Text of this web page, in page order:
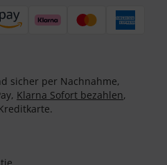
sicher per Nachnahme,
Klarna Sofort bezahlen,